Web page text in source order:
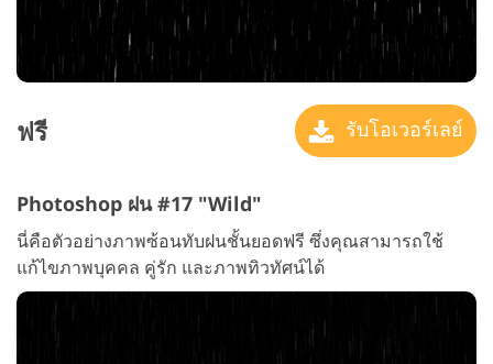
ฟรี รับโอเวอร์เลย์
Photoshop ฝน #17 "Wild"
นี่คือตัวอย่างภาพซ้อนทับฝนชั้นยอดฟรี ซึ่งคุณสามารถใช้
แก้ไขภาพบุคคล คู่รัก และภาพทิวทัศน์ได้